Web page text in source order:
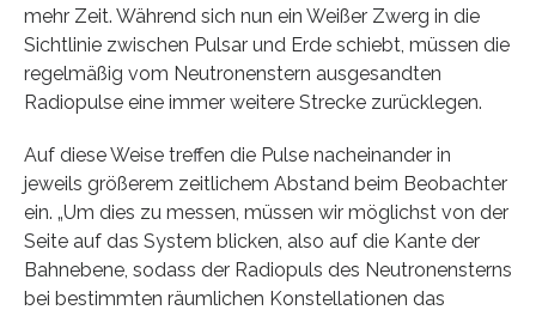
mehr Zeit. Während sich nun ein Weißer Zwerg in die
Sichtlinie zwischen Pulsar und Erde schiebt, müssen die
regelmäßig vom Neutronenstern ausgesandten
Radiopulse eine immer weitere Strecke zurücklegen.
Auf diese Weise treffen die Pulse nacheinander in
jeweils größerem zeitlichem Abstand beim Beobachter
ein. „Um dies zu messen, müssen wir möglichst von der
Seite auf das System blicken, also auf die Kante der
Bahnebene, sodass der Radiopuls des Neutronensterns
bei bestimmten räumlichen Konstellationen das